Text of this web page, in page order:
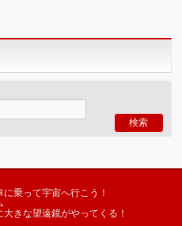
乗って宇宙へ行こう！
大きな望遠鏡がやってくる！